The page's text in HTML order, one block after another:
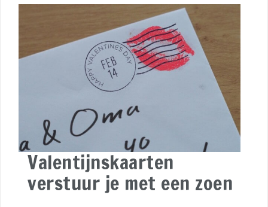
Valentijnskaarten
verstuur je met een zoen